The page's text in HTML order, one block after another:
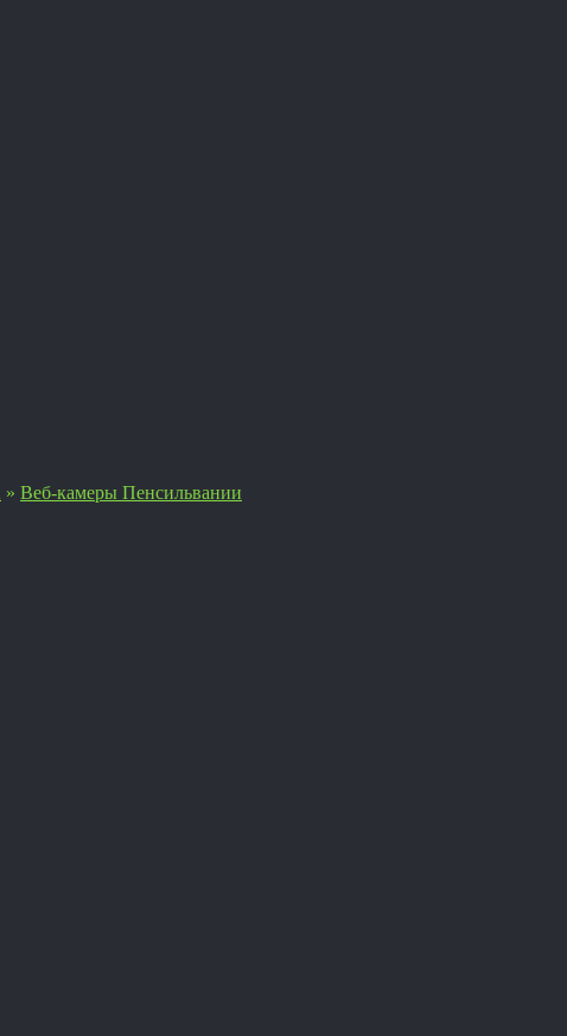
» Веб-камеры Пенсильвании